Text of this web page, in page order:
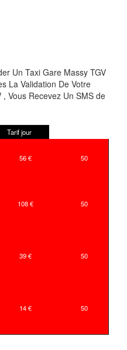
Un Taxi Gare Massy TGV
La Validation De Votre
Vous Recevez Un SMS de
Tarif jour
56 € 50
108 € 50
39 € 50
14 € 50